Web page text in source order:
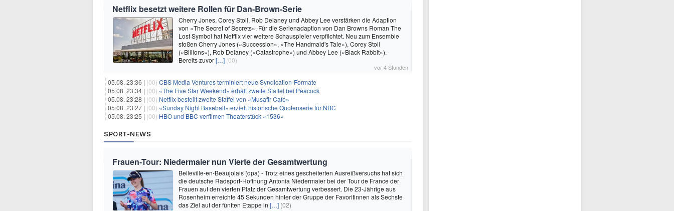
Netflix besetzt weitere Rollen für Dan-Brown-Serie
Cherry Jones, Corey Stoll, Rob Delaney und Abbey Lee verstärken die Adaption
von «The Secret of Secrets». Für die Serienadaption von Dan Browns Roman The
Lost Symbol hat Netflix vier weitere Schauspieler verpflichtet. Neu zum Ensemble
stoßen Cherry Jones («Succession», «The Handmaid's Tale»), Corey Stoll
(«Billions»), Rob Delaney («Catastrophe») und Abbey Lee («Black Rabbit»).
Bereits zuvor[…] (00)
vor 4 Stunden
05.08. 23:36 | (00) CBS Media Ventures terminiert neue Syndication-Formate
05.08. 23:34 | (00) «The Five Star Weekend» erhält zweite Staffel bei Peacock
05.08. 23:28 | (00) Netflix bestellt zweite Staffel von «Musafir Cafe»
05.08. 23:27 | (00) «Sunday Night Baseball» erzielt historische Quotenserie für NBC
05.08. 23:25 | (00) HBO und BBC verfilmen Theaterstück «1536»
SPORT-NEWS
Frauen-Tour: Niedermaier nun Vierte der Gesamtwertung
Belleville-en-Beaujolais (dpa) - Trotz eines gescheiterten Ausreißversuchs hat sich
die deutsche Radsport-Hoffnung Antonia Niedermaier bei der Tour de France der
Frauen auf den vierten Platz der Gesamtwertung verbessert. Die 23-Jährige aus
Rosenheim erreichte 45 Sekunden hinter der Gruppe der Favoritinnen als Sechste
das Ziel auf der fünften Etappe in […] (02)